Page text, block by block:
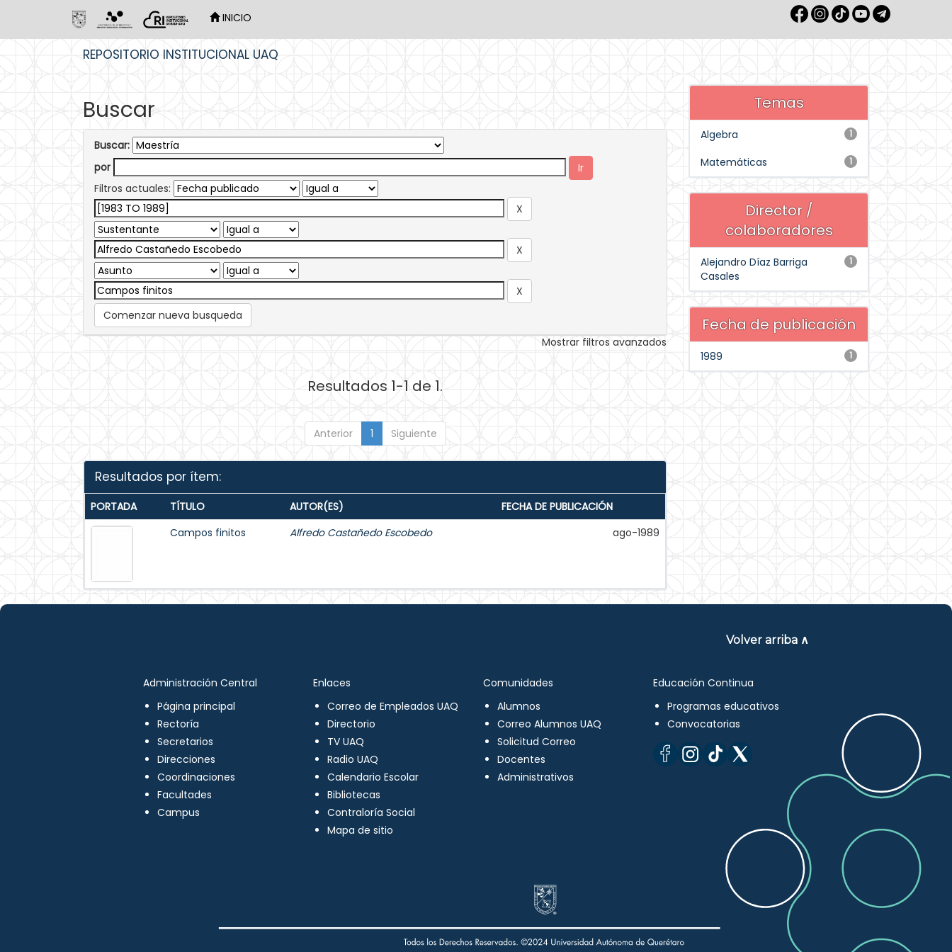
INICIO
REPOSITORIO INSTITUCIONAL UAQ
Buscar
Buscar:
por
Filtros actuales:
Comenzar nueva busqueda
Mostrar filtros avanzados
Resultados 1-1 de 1.
Anterior 1 Siguiente
Resultados por ítem:
PORTADA TÍTULO AUTOR(ES)
FECHA DE PUBLICACIÓN
Campos finitos
Alfredo Castañedo Escobedo ago-1989
Temas
1
Algebra
1
Matemáticas
Director /
colaboradores
1
Alejandro Díaz Barriga
Casales
Fecha de publicación
1
1989
Volver arriba ∧
Administración Central
Página principal
Rectoría
Secretarios
Direcciones
Coordinaciones
Facultades
Campus
Enlaces
Correo de Empleados UAQ
Directorio
TV UAQ
Radio UAQ
Calendario Escolar
Bibliotecas
Contraloría Social
Mapa de sitio
Comunidades
Alumnos
Correo Alumnos UAQ
Solicitud Correo
Docentes
Administrativos
Educación Continua
Programas educativos
Convocatorias